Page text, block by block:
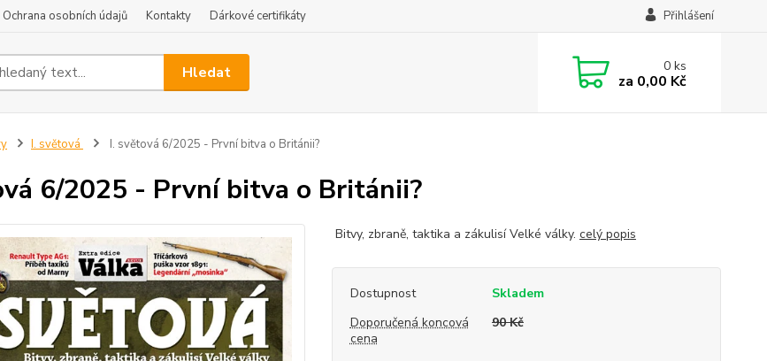
Ochrana osobních údajů Kontakty Dárkové certifikáty Přihlášení
Hledat 0ks
za 0,00 Kč
I. světová I. světová 6/2025 - První bitva o Británii?
6/2025 - První bitva o Británii?
Bitvy, zbraně, taktika a zákulisí Velké války. celý popis
Dostupnost
Skladem
Doporučená koncová
cena
90 Kč